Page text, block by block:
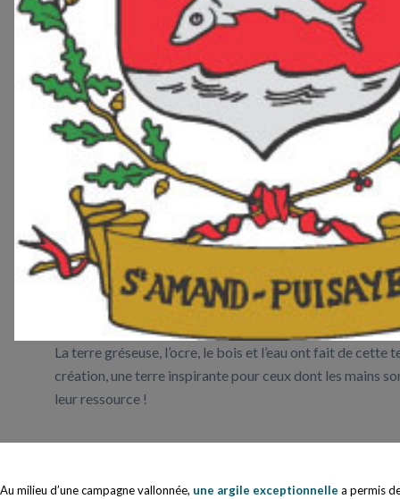
La terre gréseuse, l’ocre, le bois et l’eau ont fait de cette
création, une terre inspirante pour ceux dont les mains
leur ressource !
Au milieu d’une campagne vallonnée, une argile exceptionnelle a permis